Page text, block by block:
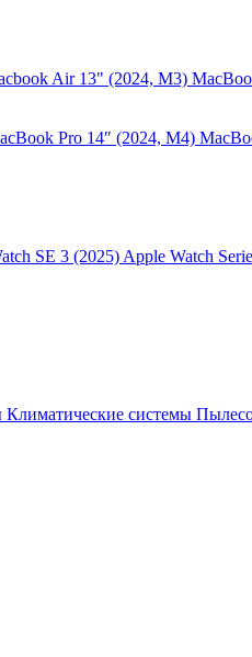
Air 13" (2024, M3)
Pro 14″ (2024, M4)
SE 3 (2025) Apple Watch
Климатические системы